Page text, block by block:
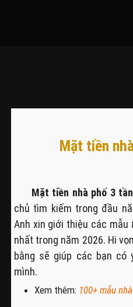
Mặt tiền
Mặt tiền nhà phố 3
chủ tìm kiếm trong đầu
Anh xin giới thiệu các mẫu
nhất trong năm 2026. Hi
bằng sẽ giúp các bạn có
mình.
Xem thêm: 100+ mẫu